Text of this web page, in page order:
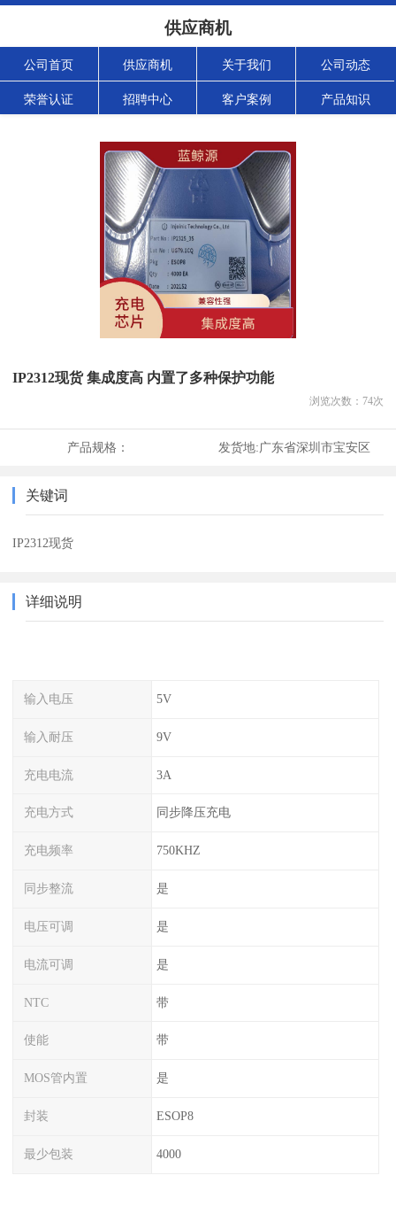
供应商机
公司首页 供应商机 关于我们 公司动态
荣誉认证 招聘中心 客户案例 产品知识
IP2312现货 集成度高 内置了多种保护功能
浏览次数： 74次
产品规格： 发货地:广东省深圳市宝安区
关键词
IP2312现货
详细说明
输入电压 5V
输入耐压 9V
充电电流 3A
充电方式 同步降压充电
充电频率 750KHZ
同步整流 是
电压可调 是
电流可调 是
NTC 带
使能 带
MOS管内置 是
封装 ESOP8
最少包装 4000